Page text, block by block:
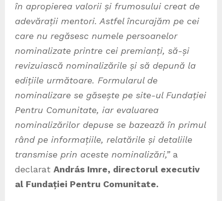
în apropierea valorii și frumosului creat de
adevărații mentori. Astfel încurajăm pe cei
care nu regăsesc numele persoanelor
nominalizate printre cei premianți, să-și
revizuiască nominalizările și să depună la
edițiile următoare. Formularul de
nominalizare se găsește pe site-ul Fundației
Pentru Comunitate, iar evaluarea
nominalizărilor depuse se bazează în primul
rând pe informațiile, relatările și detaliile
transmise prin aceste nominalizări,”a
declarat András Imre, directorul executiv
al Fundației Pentru Comunitate.